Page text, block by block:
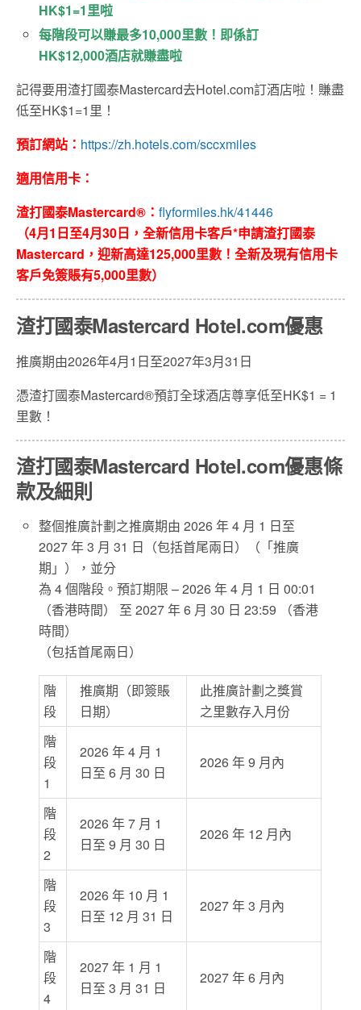
HK$1=1里啦
每階段可以賺最多10,000里數！即係訂
HK$12,000酒店就賺盡啦
記得要用渣打國泰Mastercard去Hotel.com訂酒店啦！賺盡
低至HK$1=1里！
預訂網站： https://zh.hotels.com/sccxmiles
適用信用卡：
渣打國泰Mastercard®： flyformiles.hk/41446
（4月1日至4月30日，全新信用卡客戶*申請渣打國泰
Mastercard，迎新高達125,000里數！全新及現有信用卡
客戶免簽賬有5,000里數）
渣打國泰Mastercard Hotel.com優惠
推廣期由2026年4月1日至2027年3月31日
憑渣打國泰Mastercard®預訂全球酒店尊享低至HK$1 = 1
里數！
渣打國泰Mastercard Hotel.com優惠條
款及細則
整個推廣計劃之推廣期由 2026 年 4 月 1 日至
2027 年 3 月 31 日（包括首尾兩日）（「推廣
期」），並分
為 4 個階段。預訂期限 – 2026 年 4 月 1 日 00:01
（香港時間） 至 2027 年 6 月 30 日 23:59 （香港
時間）
（包括首尾兩日）
階
段
推廣期（即簽賬
日期）
此推廣計劃之獎賞
之里數存入月份
階
段
1
2026 年 4 月 1
日至 6 月 30 日
2026 年 9 月內
階
段
2
2026 年 7 月 1
日至 9 月 30 日
2026 年 12 月內
階
段
3
2026 年 10 月 1
日至 12 月 31 日
2027 年 3 月內
階
段
4
2027 年 1 月 1
日至 3 月 31 日
2027 年 6 月內